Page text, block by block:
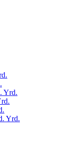
Yrd.
Yrd.